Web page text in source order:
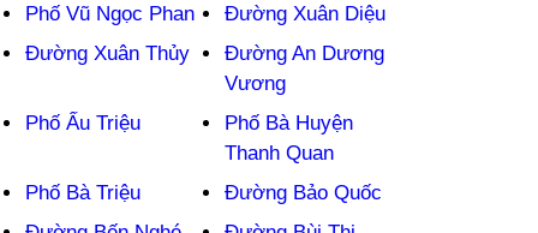
Phố Vũ Ngọc Phan
Đường Xuân Diệu
Đường Xuân Thủy
Đường An Dương
Vương
Phố Ấu Triệu
Phố Bà Huyện
Thanh Quan
Phố Bà Triệu
Đường Bảo Quốc